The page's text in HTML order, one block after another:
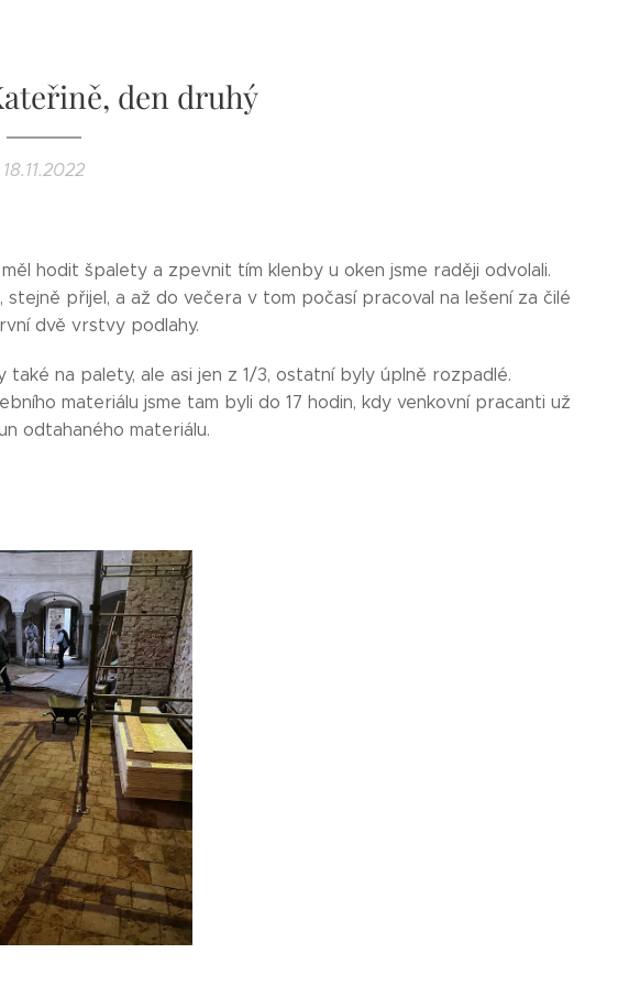
den druhý
18.11.2022
hodit špalety a zpevnit tím klenby u oken jsme raději odvolali.
přijel, a až do večera v tom počasí pracoval na lešení za čilé
dvě vrstvy podlahy.
na palety, ale asi jen z 1/3, ostatní byly úplně rozpadlé.
materiálu jsme tam byli do 17 hodin, kdy venkovní pracanti už
odtahaného materiálu.